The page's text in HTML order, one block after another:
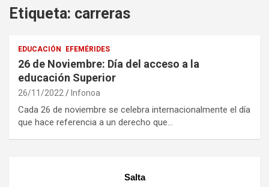
Etiqueta: carreras
EDUCACIÓN EFEMÉRIDES
26 de Noviembre: Día del acceso a la
educación Superior
26/11/2022 Infonoa
Cada 26 de noviembre se celebra internacionalmente el día
que hace referencia a un derecho que…
Salta